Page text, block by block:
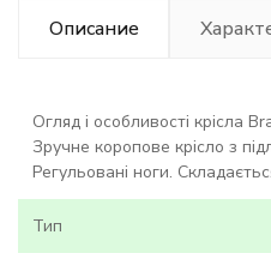
Описание
Огляд і особливості крісла
Зручне коропове крісло з
Регульовані ноги.
Тип